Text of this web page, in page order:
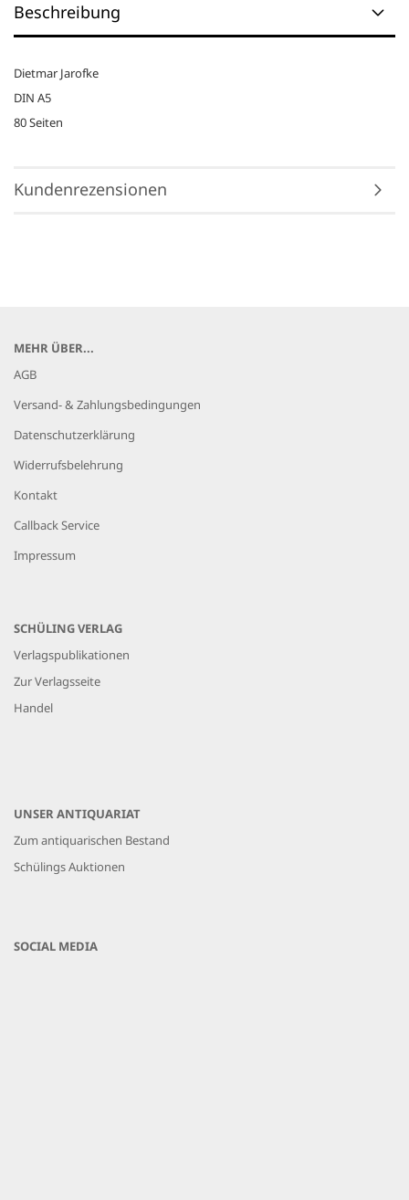
Beschreibung
Dietmar Jarofke
DIN A5
80 Seiten
Kundenrezensionen
MEHR ÜBER...
AGB
Versand- & Zahlungsbedingungen
Datenschutzerklärung
Widerrufsbelehrung
Kontakt
Callback Service
Impressum
SCHÜLING VERLAG
Verlagspublikationen
Zur Verlagsseite
Handel
UNSER ANTIQUARIAT
Zum antiquarischen Bestand
Schülings Auktionen
SOCIAL MEDIA